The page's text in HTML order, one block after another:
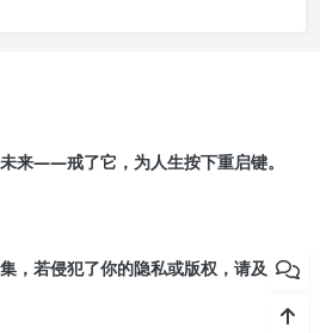
来——戒了它，为人生按下重启键。
，若侵犯了你的隐私或版权，请及时联